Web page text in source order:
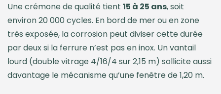
Une crémone de qualité tient 15 à 25 ans, soit
environ 20 000 cycles. En bord de mer ou en zone
très exposée, la corrosion peut diviser cette durée
par deux si la ferrure n’est pas en inox. Un vantail
lourd (double vitrage 4/16/4 sur 2,15 m) sollicite aussi
davantage le mécanisme qu’une fenêtre de 1,20 m.